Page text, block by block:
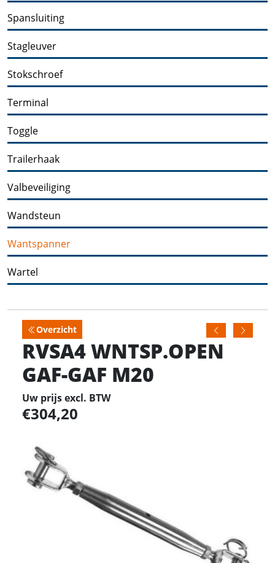
Spansluiting
Stagleuver
Stokschroef
Terminal
Toggle
Trailerhaak
Valbeveiliging
Wandsteun
Wantspanner
Wartel
Overzicht
RVSA4 WNTSP.OPEN
GAF-GAF M20
Uw prijs excl. BTW
304,20